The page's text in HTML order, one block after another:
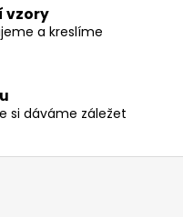
vzory
a kreslíme
si dáváme záležet